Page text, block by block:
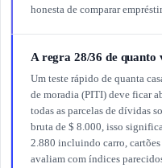
honesta de comparar
A regra 28/36 de quanto
Um teste rápido de quanta
de moradia (PITI) deve ficar
todas as parcelas de dívidas
bruta de $ 8.000, isso
2.880 incluindo carro,
avaliam com índices